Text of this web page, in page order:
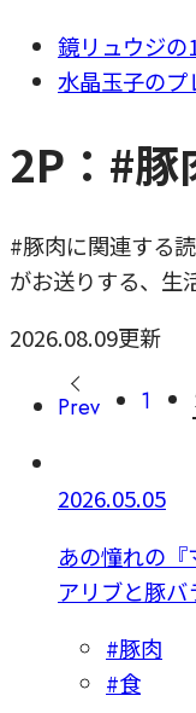
鏡リュウジの
水晶玉子のプ
2P：#豚
#豚肉に関連する
がお送りする、生
2026.08.09更新
Prev 1
2026.05.05
あの憧れの
アリブと豚
#豚肉
#食